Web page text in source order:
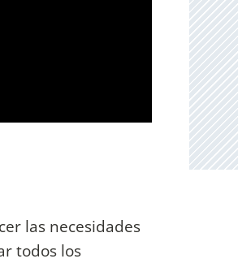
las necesidades
todos los